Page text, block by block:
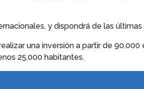
y dispondrá de las
una inversión a partir de
25.000 habitantes.